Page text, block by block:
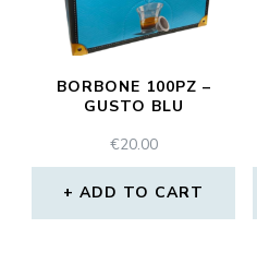
BORBONE 100PZ –
GUSTO BLU
€20.00
ADD TO CART